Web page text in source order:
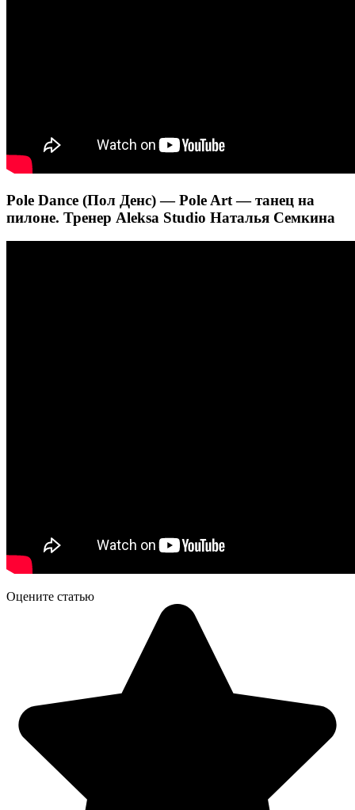
Pole Dance (Пол Денс) — Pole Art — танец на
пилоне. Тренер Aleksa Studio Наталья Семкина
Оцените статью